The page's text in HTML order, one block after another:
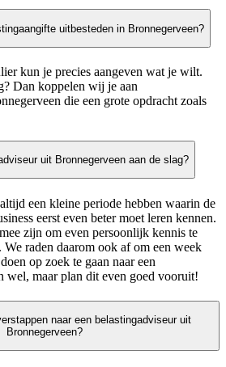
uitbesteden in Bronnegerveen?
kun je precies aangeven wat je wilt.
Dan koppelen wij je aan
die een grote opdracht zoals
uit Bronnegerveen aan de slag?
een kleine periode hebben waarin de
eerst even beter moet leren kennen.
zijn om even persoonlijk kennis te
raden daarom ook af om een week
op zoek te gaan naar een
wel, maar plan dit even goed vooruit!
naar een belastingadviseur uit
Bronnegerveen?